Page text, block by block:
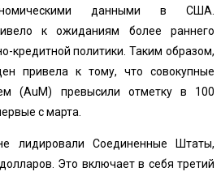
данными в США.
к ожиданиям более раннего
кредитной политики. Таким образом,
привела к тому, что совокупные
(AuM) превысили отметку в 100
с марта.
лидировали Соединенные Штаты,
Это включает в себя третий